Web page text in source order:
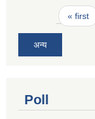
Pages« first
अन्य
Poll